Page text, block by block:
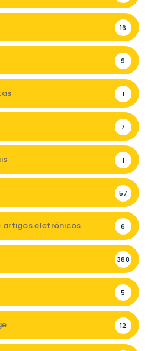
16
9
1
7
1
57
artigos eletrónicos 6
388
5
12